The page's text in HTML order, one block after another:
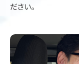
ださい。